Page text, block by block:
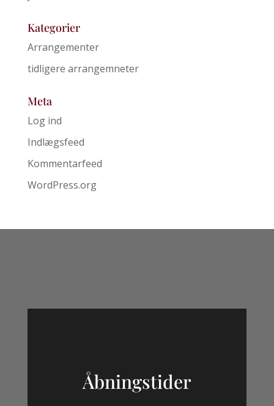
Kategorier
Arrangementer
tidligere arrangemneter
Meta
Log ind
Indlægsfeed
Kommentarfeed
WordPress.org
Åbningstider